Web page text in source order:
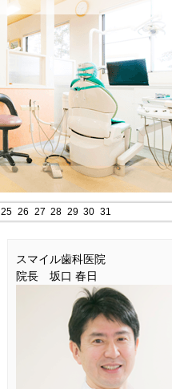
25 26 27 28 29 30 31
スマイル歯科医院
院長 坂口 春日